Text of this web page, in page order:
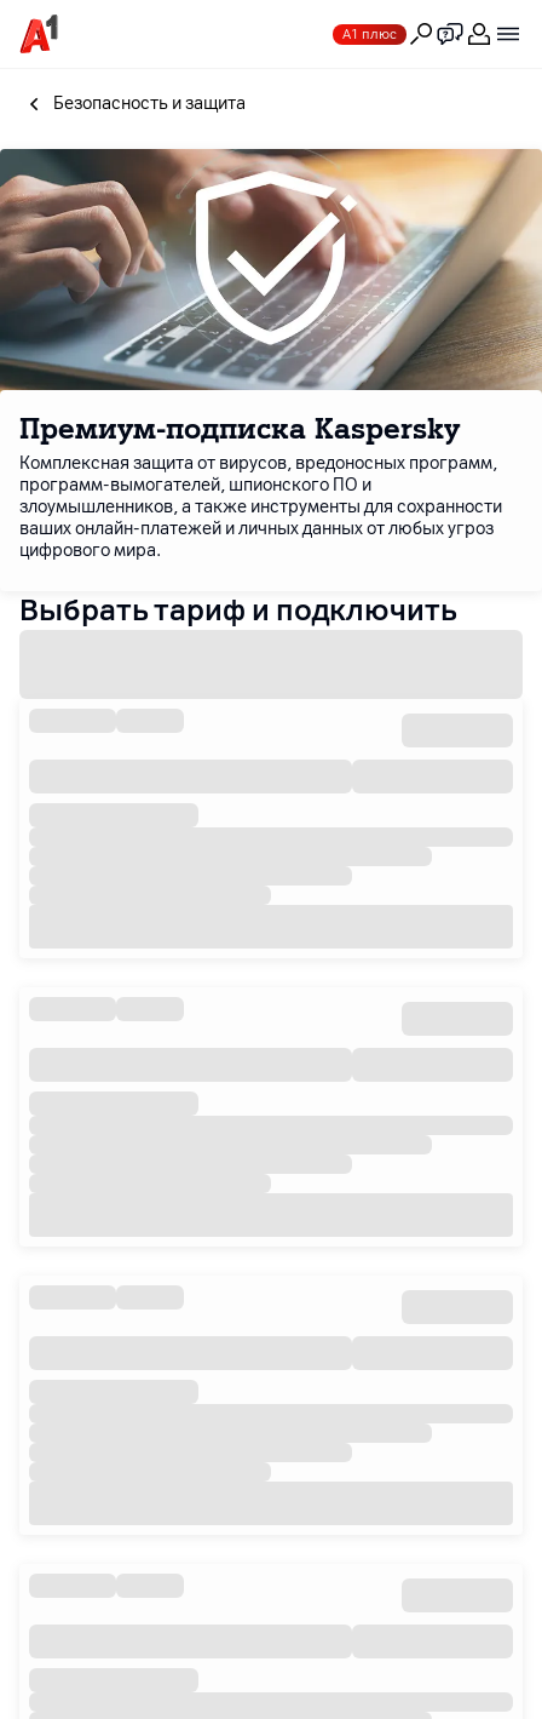
А1 плюс
Безопасность и защита
Премиум-подписка Kaspersky
Комплексная защита от вирусов, вредоносных программ,
программ-вымогателей, шпионского ПО и
злоумышленников, а также инструменты для сохранности
ваших онлайн-платежей и личных данных от любых угроз
цифрового мира.
Выбрать тариф и подключить